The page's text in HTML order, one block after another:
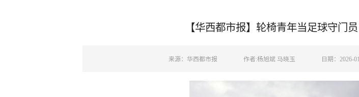
【华西都市报】轮椅青年当足球守门
来源：华西都市报 作者:杨旭斌 马晓玉 日期：2026-